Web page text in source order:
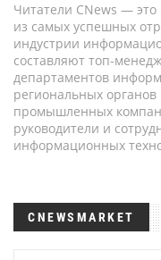
Читатели CNews — это
из самых успешных
индустрии
составляют топ-
департаментов
региональных органов
промышленных
руководители и
информационных
CNEWSMARKET